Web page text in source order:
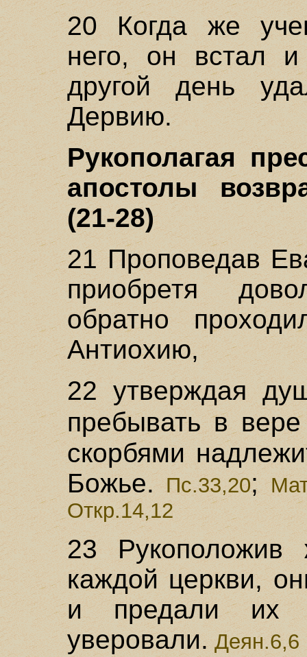
20 Когда же
него, он встал
другой день
Дервию.
Рукополагая
апостолы
(21-28)
21 Проповедав
приобретя
обратно
Антиохию,
22 утверждая
пребывать в
скорбями
Божье.Пс.33,20;
Откр.14,12
23
каждой церкви,
и предали их
уверовали.Деян.6,6